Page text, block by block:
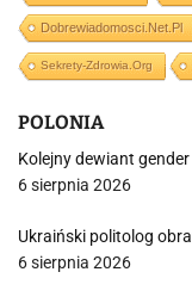
Dobrewiadomosci.net.pl
Sekrety-Zdrowia.org
POLONIA
Kolejny dewiant
6 sierpnia 2026
Ukraiński politolog
6 sierpnia 2026